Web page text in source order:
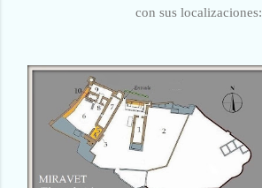
con sus localizaciones: